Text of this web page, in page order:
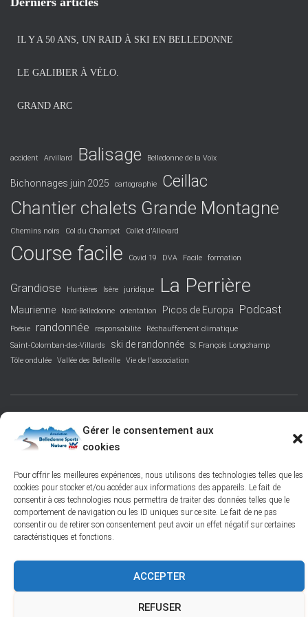
Gérer le consentement aux
cookies
Pour offrir les meilleures expériences, nous utilisons des technologies telles que les
cookies pour stocker et/ou accéder aux informations des appareils. Le fait de
consentir à ces technologies nous permettra de traiter des données telles que le
comportement de navigation ou les ID uniques sur ce site. Le fait de ne pas
consentir ou de retirer son consentement peut avoir un effet négatif sur certaines
caractéristiques et fonctions.
ACCEPTER
REFUSER
IL Y A 50 ANS, UN RAID À SKI EN BELLEDONNE
LE GALIBIER À VÉLO.
GRAND ARC
accident Arvillard Balisage Belledonne de la Voix
Bichonnages juin 2025 cartographie Ceillac
Chantier chalets Grande Montagne
Chemins noirs Col du Champet Collet d'Allevard
Course facile Covid 19 DVA Facile formation
Grandiose Hurtières Isère juridique La Perrière
Maurienne Nord-Belledonne orientation Picos de Europa Podcast
Poésie randonnée responsabilité
Réchauffement climatique
Saint-Colomban-des-Villards
ski de randonnée
St François Longchamp
Tôle ondulée
Vallée des Belleville Vie de l'association
FACEBOOK PROTECTION DES DONNÉES PERSONNELLES
Hestia | Développé parThemeIsle